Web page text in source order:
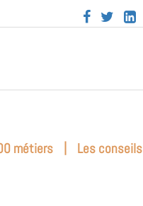
  
métiers | Les conseils